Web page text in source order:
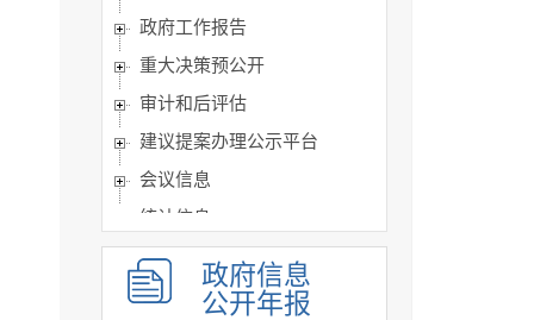
政府工作报告
重大决策预公开
审计和后评估
建议提案办理公示平台
会议信息
统计信息
行政许可和其他对外管理...
行政处罚及强制
政府信息
公开年报